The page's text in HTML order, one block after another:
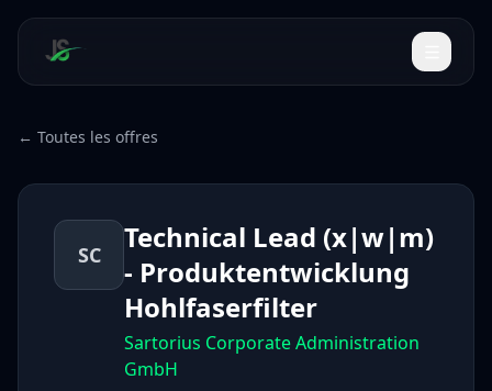
← Toutes les offres
SC
Technical Lead (x|w|m)
- Produktentwicklung
Hohlfaserfilter
Sartorius Corporate Administration
GmbH